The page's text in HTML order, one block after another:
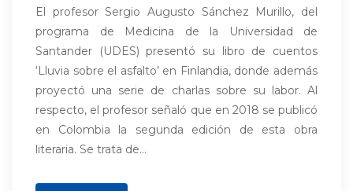
El profesor Sergio Augusto Sánchez Murillo, del
programa de Medicina de la Universidad de
Santander (UDES) presentó su libro de cuentos
‘Lluvia sobre el asfalto’ en Finlandia, donde además
proyectó una serie de charlas sobre su labor. Al
respecto, el profesor señaló que en 2018 se publicó
en Colombia la segunda edición de esta obra
literaria. Se trata de...